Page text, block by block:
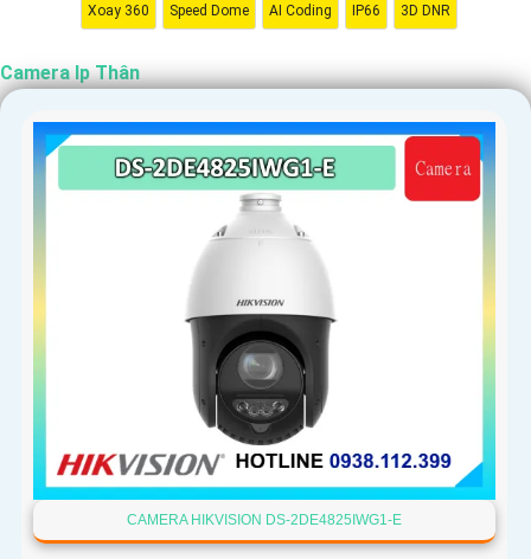
Xoay 360 Speed Dome AI Coding IP66 3D DNR
Camera Ip Thân
CAMERA HIKVISION DS-2DE4825IWG1-E